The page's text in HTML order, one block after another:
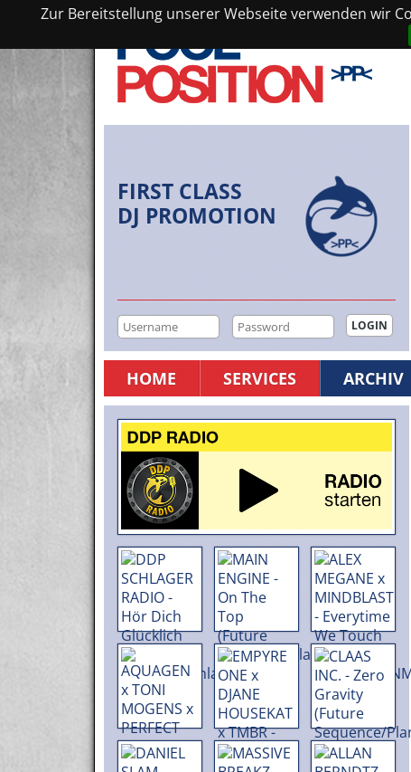
Zur Bereitstellung unserer Webseite verwenden wir
FIRST CLASS
DJ PROMOTION
HOME SERVICES ARCHIV